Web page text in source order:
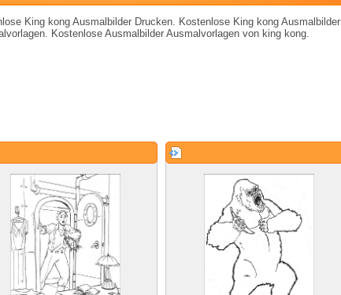
King kong Ausmalbilder Drucken. Kostenlose King kong Ausmalbilder
Kostenlose Ausmalbilder Ausmalvorlagen von king kong.